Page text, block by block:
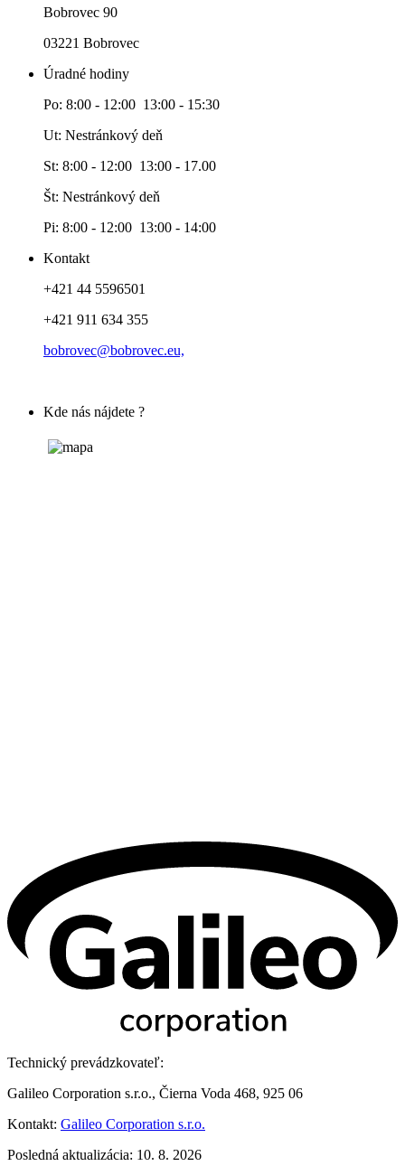
Bobrovec 90
03221 Bobrovec
Úradné hodiny
Po: 8:00 - 12:00 13:00 - 15:30
Ut: Nestránkový deň
St: 8:00 - 12:00 13:00 - 17.00
Št: Nestránkový deň
Pi: 8:00 - 12:00 13:00 - 14:00
Kontakt
+421 44 5596501
+421 911 634 355
bobrovec@bobrovec.eu,
Kde nás nájdete ?
Technický prevádzkovateľ:
Galileo Corporation s.r.o., Čierna Voda 468, 925 06
Kontakt: Galileo Corporation s.r.o.
Posledná aktualizácia: 10. 8. 2026